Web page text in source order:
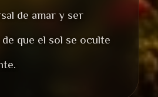
de amar y ser
que el sol se oculte